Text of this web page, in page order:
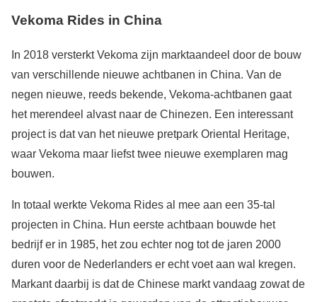
Vekoma Rides in China
In 2018 versterkt Vekoma zijn marktaandeel door de bouw
van verschillende nieuwe achtbanen in China. Van de
negen nieuwe, reeds bekende, Vekoma-achtbanen gaat
het merendeel alvast naar de Chinezen. Een interessant
project is dat van het nieuwe pretpark Oriental Heritage,
waar Vekoma maar liefst twee nieuwe exemplaren mag
bouwen.
In totaal werkte Vekoma Rides al mee aan een 35-tal
projecten in China. Hun eerste achtbaan bouwde het
bedrijf er in 1985, het zou echter nog tot de jaren 2000
duren voor de Nederlanders er echt voet aan wal kregen.
Markant daarbij is dat de Chinese markt vandaag zowat de